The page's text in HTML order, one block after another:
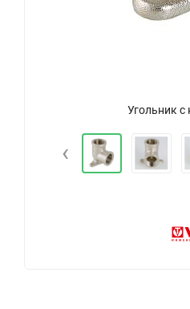
Угольник с
‹